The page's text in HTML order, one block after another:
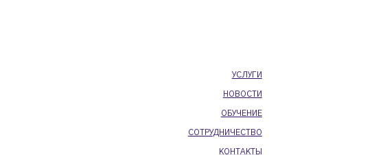
УСЛУГИ
НОВОСТИ
ОБУЧЕНИЕ
СОТРУДНИЧЕСТВО
КОНТАКТЫ